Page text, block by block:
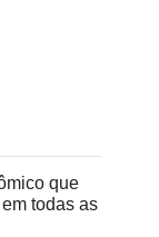
que
todas as